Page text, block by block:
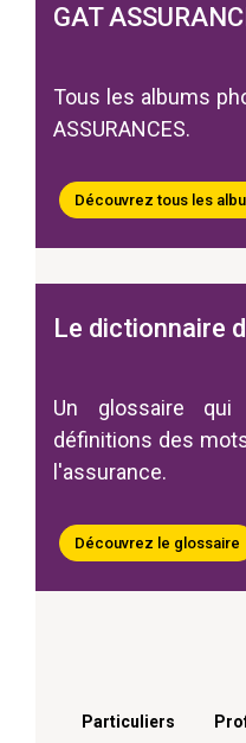
GAT
Tous les albums
ASSURANCES.
Découvrez tous les
Le dictionnaire
Un glossaire
définitions des
l'assurance.
Découvrez le glossaire
Menu footer
Particuliers